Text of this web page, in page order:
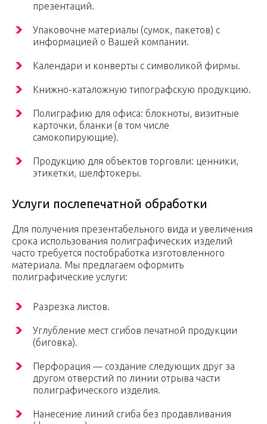
презентаций.
Упаковочне материалы (сумок, пакетов) с
информацией о Вашей компании.
Календари и конверты с символикой фирмы.
Книжно-каталожную типографскую продукцию.
Полиграфию для офиса: блокноты, визитные
карточки, бланки (в том числе
самокопирующие).
Продукцию для объектов торговли: ценники,
этикетки, шелфтокеры.
Услуги послепечатной обработки
Для получения презентабельного вида и увеличения
срока использования полиграфических изделий
часто требуется постобработка изготовленного
материала. Мы предлагаем оформить
полиграфические услуги:
Разрезка листов.
Углубление мест сгибов печатной продукции
(биговка).
Перфорация — создание следующих друг за
другом отверстий по линии отрыва части
полиграфического изделия.
Нанесение линий сгиба без продавливания